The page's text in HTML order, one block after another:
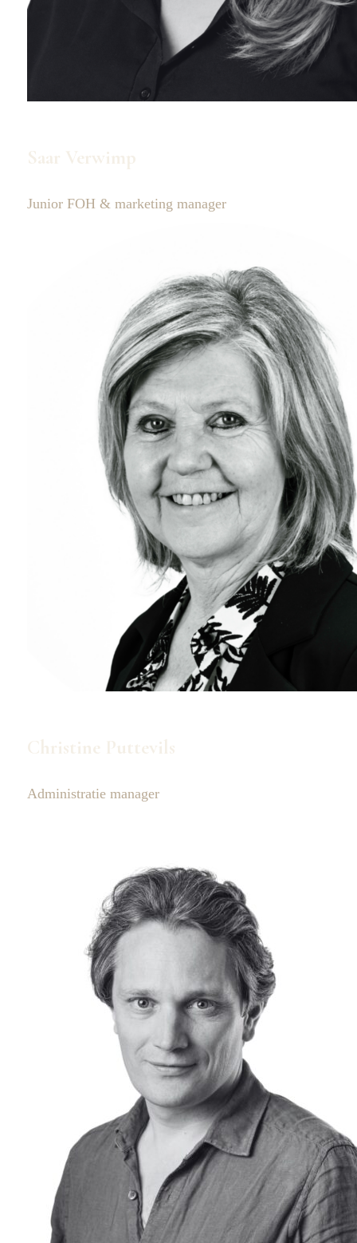
Saar Verwimp
Junior FOH & marketing manager
Christine Puttevils
Administratie manager